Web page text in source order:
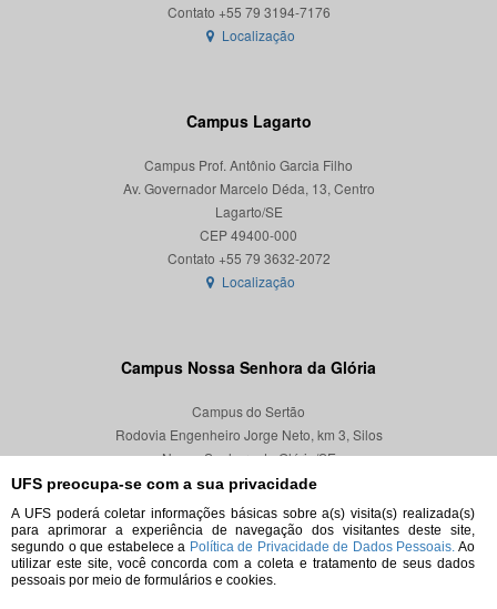
UFS preocupa-se com a sua privacidade
A UFS poderá coletar informações básicas sobre a(s) visita(s) realizada(s)
para aprimorar a experiência de navegação dos visitantes deste site,
segundo o que estabelece a Política de Privacidade de Dados Pessoais. Ao
utilizar este site, você concorda com a coleta e tratamento de seus dados
pessoais por meio de formulários e cookies.
Localização
Campus Lagarto
Campus Prof. Antônio Garcia Filho
Av. Governador Marcelo Déda, 13, Centro
Lagarto/SE
CEP 49400-000
Localização
Campus Nossa Senhora da Glória
Campus do Sertão
Rodovia Engenheiro Jorge Neto, km 3, Silos
Nossa Senhora da Glória/SE
CEP 49680-000
Localização